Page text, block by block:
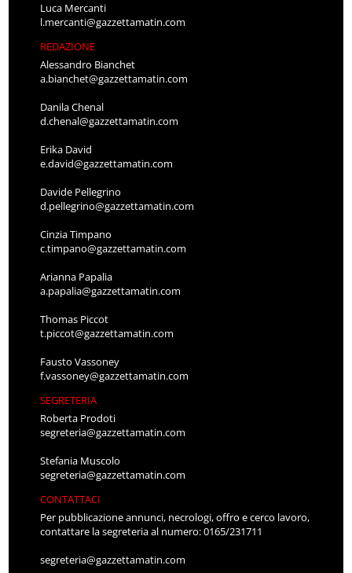
Luca Mercanti
l.mercanti@gazzettamatin.com
REDAZIONE
Alessandro Bianchet
a.bianchet@gazzettamatin.com
Danila Chenal
d.chenal@gazzettamatin.com
Erika David
e.david@gazzettamatin.com
Davide Pellegrino
d.pellegrino@gazzettamatin.com
Cinzia Timpano
c.timpano@gazzettamatin.com
Arianna Papalia
a.papalia@gazzettamatin.com
Thomas Piccot
t.piccot@gazzettamatin.com
Fausto Vassoney
f.vassoney@gazzettamatin.com
SEGRETERIA
Roberta Prodoti
segreteria@gazzettamatin.com
Stefania Muscolo
segreteria@gazzettamatin.com
CONTATTACI
Per pubblicazione annunci, necrologi, offro e cerco lavoro,
contattare la segreteria al numero: 0165/231711
segreteria@gazzettamatin.com